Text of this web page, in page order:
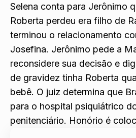
Selena conta para Jerônimo
Roberta perdeu era filho de
terminou o relacionamento
Josefina. Jerônimo pede a
reconsidere sua decisão e
de gravidez tinha Roberta
bebê. O juiz determina que
para o hospital psiquiátrico
penitenciário. Honório é